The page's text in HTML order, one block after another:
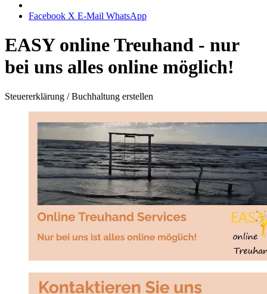
Facebook X E-Mail WhatsApp
EASY online Treuhand - nur
bei uns alles online möglich!
Steuererklärung / Buchhaltung erstellen